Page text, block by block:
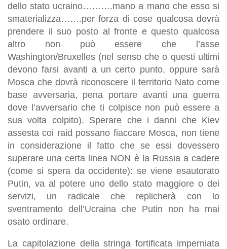
dello stato ucraino……….mano a mano che esso si
smaterializza…….per forza di cose qualcosa dovrà
prendere il suo posto al fronte e questo qualcosa
altro non può essere che l’asse
Washington/Bruxelles (nel senso che o questi ultimi
devono farsi avanti a un certo punto, oppure sarà
Mosca che dovrà riconoscere il territorio Nato come
base avversaria, pena portare avanti una guerra
dove l’avversario che ti colpisce non può essere a
sua volta colpito). Sperare che i danni che Kiev
assesta coi raid possano fiaccare Mosca, non tiene
in considerazione il fatto che se essi dovessero
superare una certa linea NON è la Russia a cadere
(come si spera da occidente): se viene esautorato
Putin, va al potere uno dello stato maggiore o dei
servizi, un radicale che replicherà con lo
sventramento dell’Ucraina che Putin non ha mai
osato ordinare.
La capitolazione della stringa fortificata imperniata